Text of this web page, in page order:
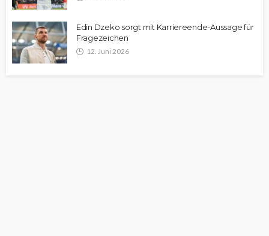
Edin Dzeko sorgt mit Karriereende-Aussage für
Fragezeichen
12. Juni 2026